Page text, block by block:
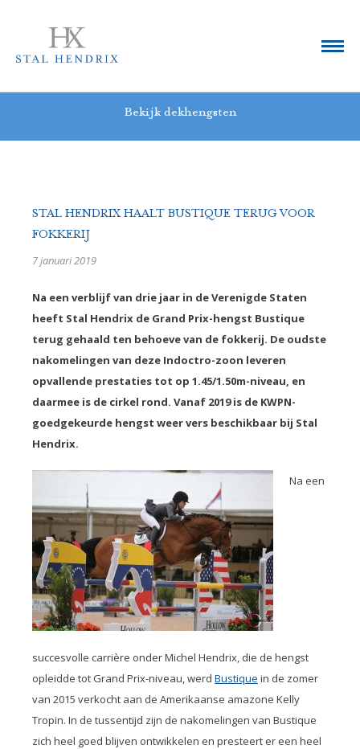
Bekijk dekhengsten
STAL HENDRIX HAALT BUSTIQUE TERUG VOOR
FOKKERIJ
7 januari 2019
Na een verblijf van drie jaar in de Verenigde Staten
heeft Stal Hendrix de Grand Prix-hengst Bustique
terug gehaald ten behoeve van de fokkerij. De oudste
nakomelingen van deze Indoctro-zoon leveren
opvallende prestaties tot op 1.45/1.50m-niveau, en
daarmee is de cirkel rond. Vanaf 2019 is de KWPN-
goedgekeurde hengst weer vers beschikbaar bij Stal
Hendrix.
Na een
succesvolle carrière onder Michel Hendrix, die de hengst
opleidde tot Grand Prix-niveau, werd Bustique in de zomer
van 2015 verkocht aan de Amerikaanse amazone Kelly
Tropin. In de tussentijd zijn de nakomelingen van Bustique
zich heel goed blijven ontwikkelen en presteert er een heel